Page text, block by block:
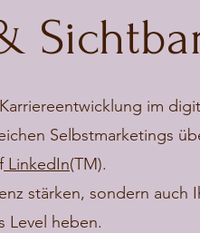
im
Selbstmarketings
LinkedIn(TM).
stärken, sondern auch
Level heben.